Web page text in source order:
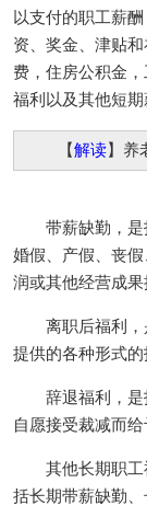
以支付的职工薪
资、奖金、津贴
费，住房公积金
福利以及其他短期
【解读】养
带薪缺勤，是指
婚假、产假、丧
润或其他经营成果
离职后福利，是
提供的各种形式的
辞退福利，是指
自愿接受裁减而给
其他长期职工福
括长期带薪缺勤、